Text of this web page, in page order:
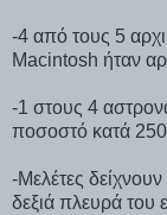
-4 από τους 5
Macintosh ήταν
-1 στους 4
ποσοστό κατά
-Μελέτες δείχνουν
δεξιά πλευρά του